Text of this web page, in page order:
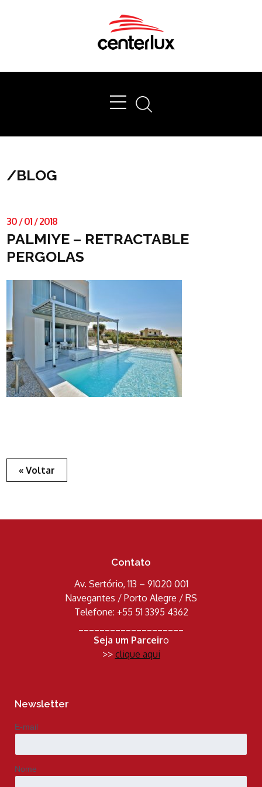
/BLOG
30 /01 /2018
PALMIYE – RETRACTABLE
PERGOLAS
« Voltar
Contato
Av. Sertório, 113 – 91020 001
Navegantes / Porto Alegre / RS
Telefone: +55 51 3395 4362
Seja um Parceiro
>> clique aqui
Newsletter
E-mail
Nome